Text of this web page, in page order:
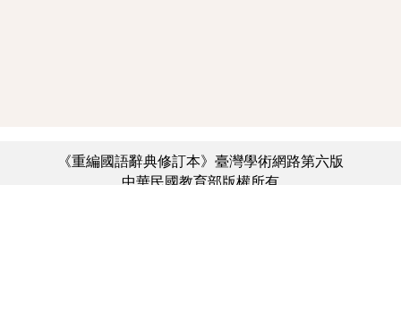
《重編國語辭典修訂本》臺灣學術網路第六版
中華民國教育部版權所有